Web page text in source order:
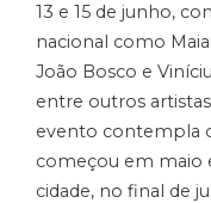
13 e 15 de junho,
nacional como
João Bosco e
entre outros
evento contempla o
começou em maio
cidade, no final de